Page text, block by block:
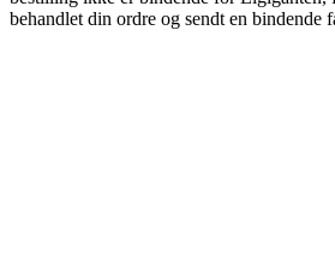
behandlet din ordre og sendt en bindende